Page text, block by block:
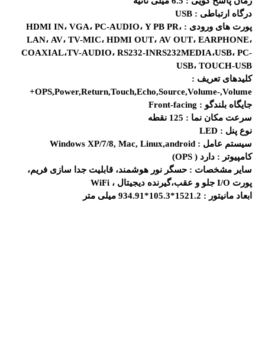
درگاه ارتباطی : USB
پورت های ورودی : HDMI IN، VGA، PC-AUDIO، Y PB PR،
LAN، AV، TV-MIC، HDMI OUT، AV OUT، EARPHONE،
COAXIAL،TV-AUDIO، RS232-INRS232MEDIA،USB، PC-
USB، TOUCH-USB
کلیدهای تعریف :
OPS,Power,Return,Touch,Echo,Source,Volume-,Volume+
جایگاه بلندگو :
سرعت مکان نما :
نوع پنل :
سیستم عامل : Windows XP/7/8, Mac, Linux,android
کامپیوتر : دارد ( OPS)
سایر مشخصات : حسگر نور هوشمند، قابلیت جدا سازی فریم،
پورت I/O جلو و عقب،گیرنده دیجیتال ، WiFi
ابعاد مانیتور :